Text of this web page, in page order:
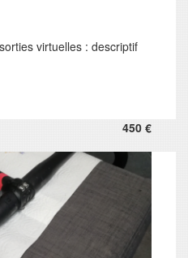
virtuelles : descriptif
450 €